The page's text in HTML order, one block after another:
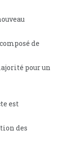
de
pour un
est
des